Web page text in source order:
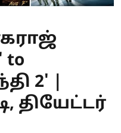
to
2' |
தியேட்டர்